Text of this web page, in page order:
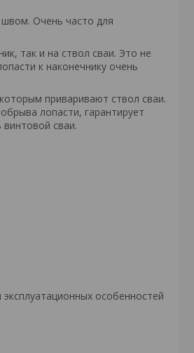
Очень часто для
так и на ствол сваи. Это не
к наконечнику очень
приваривают ствол сваи.
лопасти, гарантирует
сваи.
особенностей